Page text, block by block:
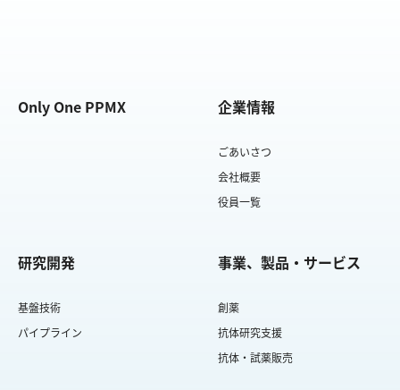
Only One PPMX 企業情報
ごあいさつ
会社概要
役員一覧
研究開発
基盤技術
パイプライン
事業、製品・サービス
創薬
抗体研究支援
抗体・試薬販売